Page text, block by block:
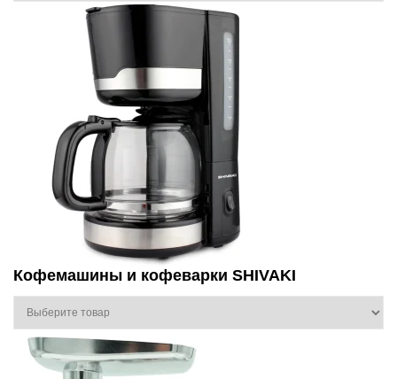
Кофемашины и кофеварки SHIVAKI